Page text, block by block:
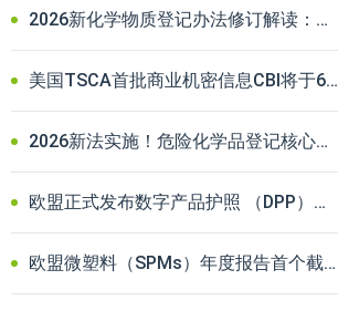
2026新化学物质登记办法修订解读：企业合规要点与常见问题解答
美国TSCA首批商业机密信息CBI将于6月到期！企业延期申请全攻略
2026新法实施！危险化学品登记核心审核要点与企业合规避坑指南
欧盟正式发布数字产品护照 （DPP）注册系统实施条例草案！出口企业注意
欧盟微塑料（SPMs）年度报告首个截止期将至，相关企业请立即行动